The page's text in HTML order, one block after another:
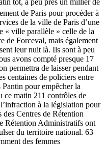
tôt, à peu près un millier de
de Paris pour procéder à
de la ville de Paris d’une
« ville parallèle » celle de la
de Forceval, mais également
leur nuit là. Ils sont à peu
avons compté presque 17
permettra de laisser pendant
centaines de policiers entre
pour empêcher la
ce matin 211 contrôles de
à la législation pour
des Centres de Rétention
Rétention Administratifs ont
du territoire national. 63
des femmes